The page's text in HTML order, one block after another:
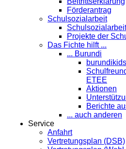
Förderantrag
Schul­sozialarbeit
Projekte der
Das Fichte hilft ...
... Burundi
ETEE
Aktionen
Berichte
... auch anderen
Service
Anfahrt
Vertretungsplan (DSB)